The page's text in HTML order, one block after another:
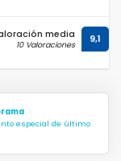
media
10 Valoraciones 9,1
especial de último